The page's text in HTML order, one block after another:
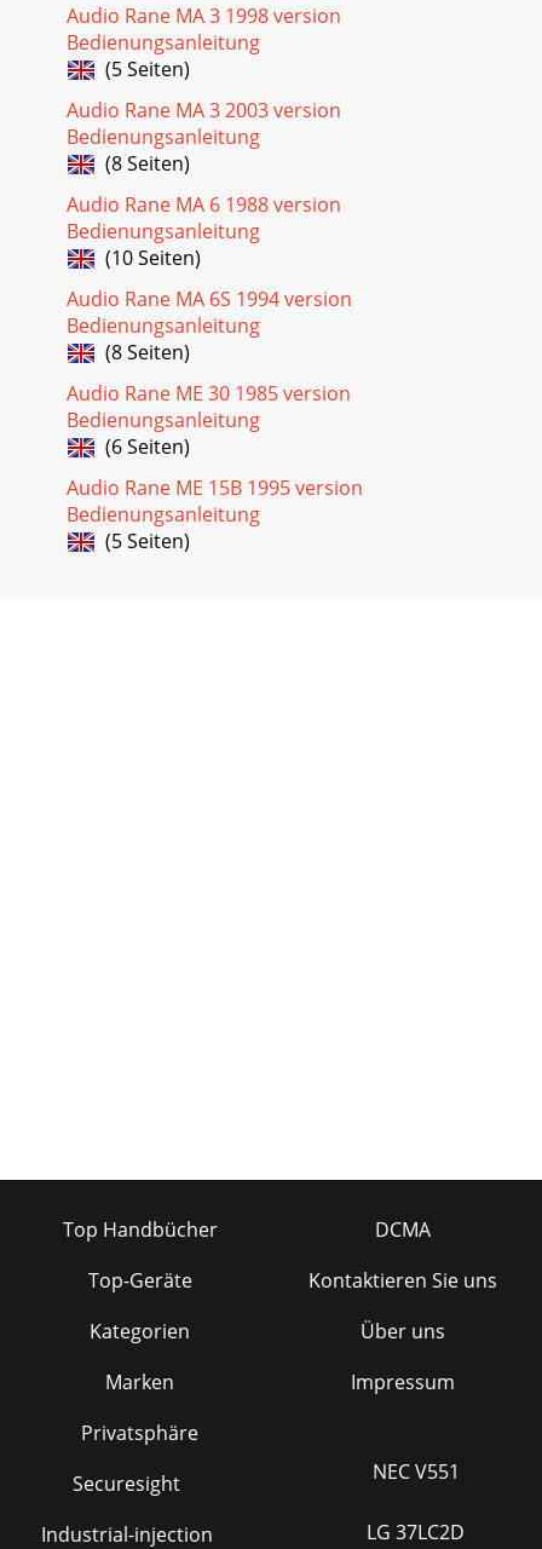
Audio Rane MA 3 1998 version
Bedienungsanleitung
(5 Seiten)
Audio Rane MA 3 2003 version
Bedienungsanleitung
(8 Seiten)
Audio Rane MA 6 1988 version
Bedienungsanleitung
(10 Seiten)
Audio Rane MA 6S 1994 version
Bedienungsanleitung
(8 Seiten)
Audio Rane ME 30 1985 version
Bedienungsanleitung
(6 Seiten)
Audio Rane ME 15B 1995 version
Bedienungsanleitung
(5 Seiten)
Top Handbücher
Top-Geräte
Kategorien
Marken
Privatsphäre
DCMA
Kontaktieren Sie uns
Über uns
Impressum
Securesight
Industrial-injection
NEC V551
LG 37LC2D